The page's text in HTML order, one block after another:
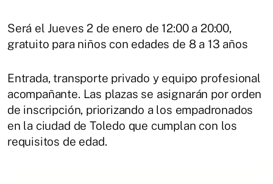
Será el Jueves 2 de enero de 12:00 a 20:00,
gratuito para niños con edades de 8 a 13 años
Entrada, transporte privado y equipo profesional
acompañante. Las plazas se asignarán por orden
de inscripción, priorizando a los empadronados
en la ciudad de Toledo que cumplan con los
requisitos de edad.